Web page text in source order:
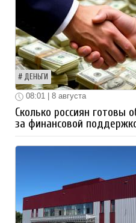
ДЕНЬГИ
08:01 | 8 августа
Сколько россиян готовы
за финансовой